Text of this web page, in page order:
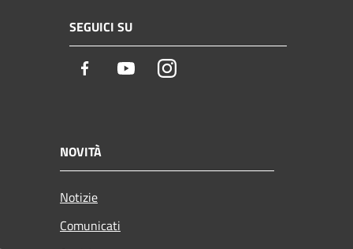
SEGUICI SU
Facebook YoutubeInstagram
NOVITÀ
Notizie
Comunicati